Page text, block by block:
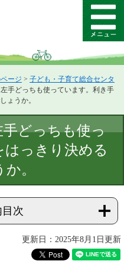
メ
ニ
ー
ージ > 子ども・子育て総合センタ
手どっちも使っています。利き手
ょうか。
どっちも使っ
っきり決める
。
次
更新日：2025年8月1日更新